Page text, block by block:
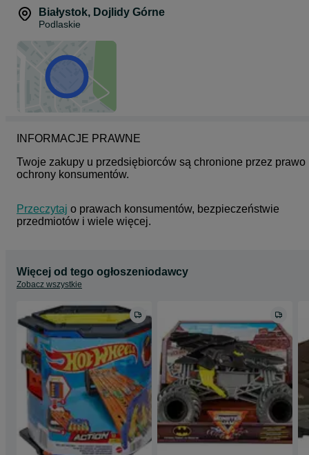
Dane osoby odpowiedzialnej: Crocs Europe B.V. ; Planeetbaan 4 ;
2132 HZ Hoofddorp ; Holandia
Kontakt - CrocsCares(at)crocs.com
Ostrzeżenia dot. bezpieczeństwa: Ostrzeżenie! Aby uniknąć
poważnych obrażeń podczas jazdy ruchomymi schodami i
chodnikami:
- stań na środku kierując się do przodu
- unikaj kontaktu z jakąkolwiek powierzchnią w pobliżu schodka lub
chodnika
- stąpaj ostrożnie podczas wchodzenia i schodzenia
- trzymaj dziecko za rękę i je nadzoruj przez cały czas
Białystok, Dojlidy Górne
Podlaskie
INFORMACJE PRAWNE
Twoje zakupy u przedsiębiorców są chronione przez prawo
ochrony konsumentów.
Przeczytaj o prawach konsumentów, bezpieczeństwie
przedmiotów i wiele więcej.
Więcej od tego ogłoszeniodawcy
Zobacz wszystkie